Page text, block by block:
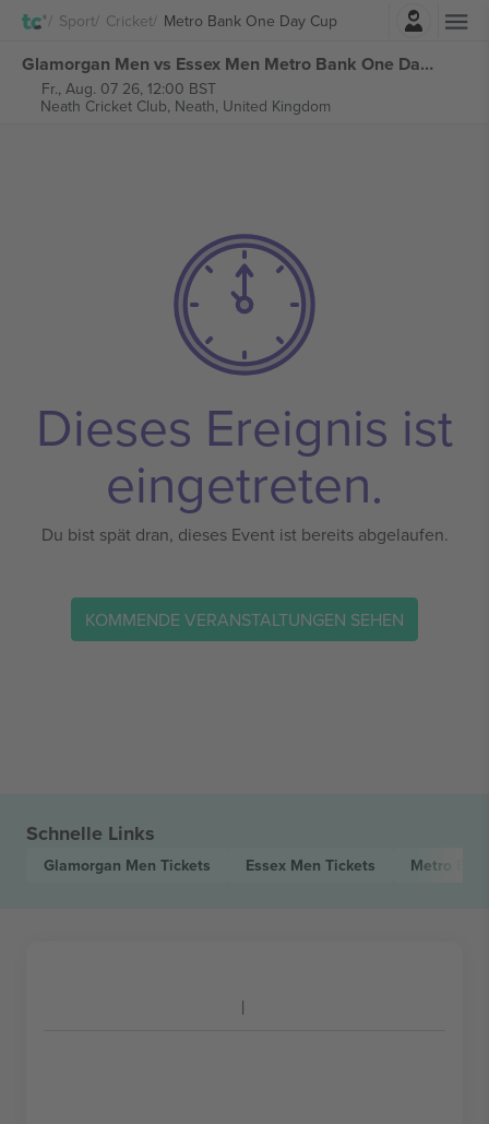
Sport Cricket Metro Bank One Day Cup
Einloggen
Glamorgan Men vs Essex Men Metro Bank One Day Cup tickets
Fr., Aug. 07 26, 12:00 BST
Neath Cricket Club, Neath, United Kingdom
Dieses Ereignis ist
eingetreten.
Du bist spät dran, dieses Event ist bereits abgelaufen.
KOMMENDE VERANSTALTUNGEN SEHEN
Schnelle Links
Glamorgan Men Tickets Essex Men Tickets Metro